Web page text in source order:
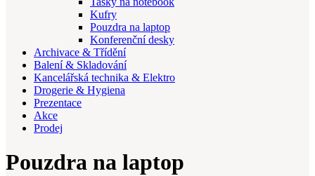
Kufry
Pouzdra na laptop
Konferenční desky
Archivace & Třídění
Balení & Skladování
Kancelářská technika & Elektro
Drogerie & Hygiena
Prezentace
Akce
Prodej
Pouzdra na laptop